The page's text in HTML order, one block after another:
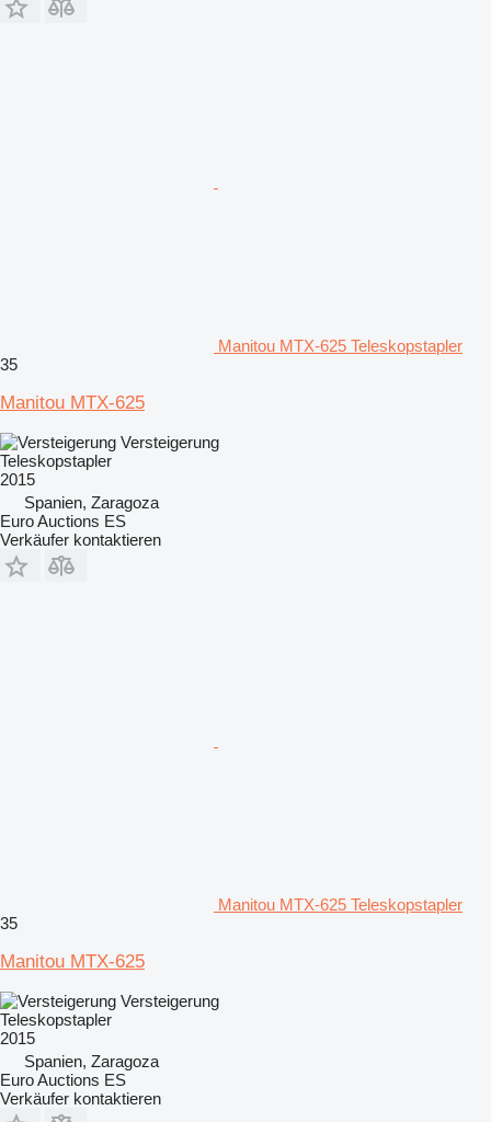
Manitou MTX-625 Teleskopstapler
35
Manitou MTX-625
Versteigerung
Teleskopstapler
2015
Spanien, Zaragoza
Euro Auctions ES
Verkäufer kontaktieren
Manitou MTX-625 Teleskopstapler
35
Manitou MTX-625
Versteigerung
Teleskopstapler
2015
Spanien, Zaragoza
Euro Auctions ES
Verkäufer kontaktieren